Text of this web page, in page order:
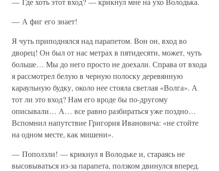
— А фиг его знает!
Я чуть приподнялся над парапетом. Вон он, вход во
дворец! Он был от нас метрах в пятидесяти, может, чуть
больше… Мы до него просто не доехали. Справа от входа
я рассмотрел белую в черную полоску деревянную
караульную будку, около нее стояла светлая «Волга». А
тот ли это вход? Нам его вроде бы по-другому
описывали… А… все равно разбираться уже поздно…
Вспомнил напутствие Григория Ивановича: «не стойте
на одном месте, как мишени».
— Поползли! — крикнул я Володьке и, стараясь не
высовываться из-за парапета, ползком двинулся вперед.